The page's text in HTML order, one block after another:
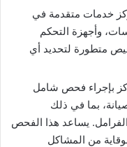
خدمات متقدمة في
وأجهزة التحكم
متطورة لتحديد أي
بإجراء فحص شامل
بما في ذلك
يساعد هذا الفحص
من المشاكل